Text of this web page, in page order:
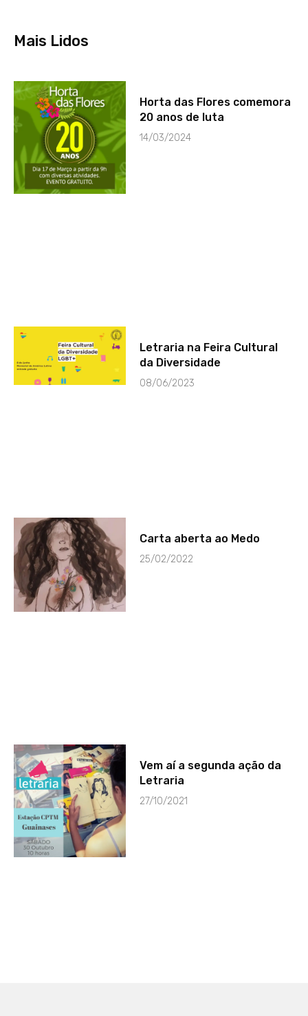
Mais Lidos
Horta das Flores comemora
20 anos de luta
14/03/2024
Letraria na Feira Cultural
da Diversidade
08/06/2023
Carta aberta ao Medo
25/02/2022
Vem aí a segunda ação da
Letraria
27/10/2021